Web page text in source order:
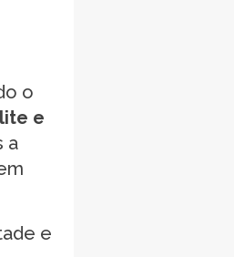
o
e
a
e